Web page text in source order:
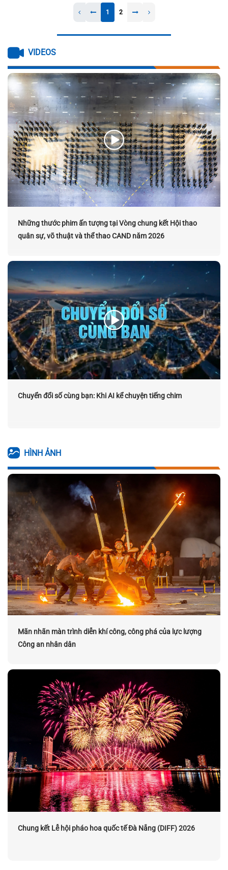
1 2
VIDEOS
Những thước phim ấn tượng tại Vòng chung kết Hội thao
quân sự, võ thuật và thể thao CAND năm 2026
Chuyển đổi số cùng bạn: Khi AI kể chuyện tiếng chim
HÌNH ẢNH
Mãn nhãn màn trình diễn khí công, công phá của lực lượng
Công an nhân dân
Chung kết Lễ hội pháo hoa quốc tế Đà Nẵng (DIFF) 2026